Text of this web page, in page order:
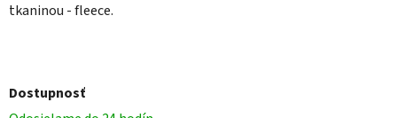
tkaninou - fleece.
Dostupnosť